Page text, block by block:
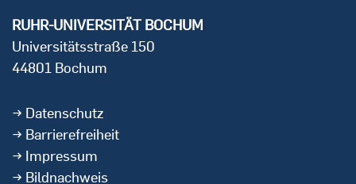
RUHR-UNIVERSITÄT BOCHUM
Universitätsstraße 150
44801 Bochum
Datenschutz
Barrierefreiheit
Impressum
Bildnachweis